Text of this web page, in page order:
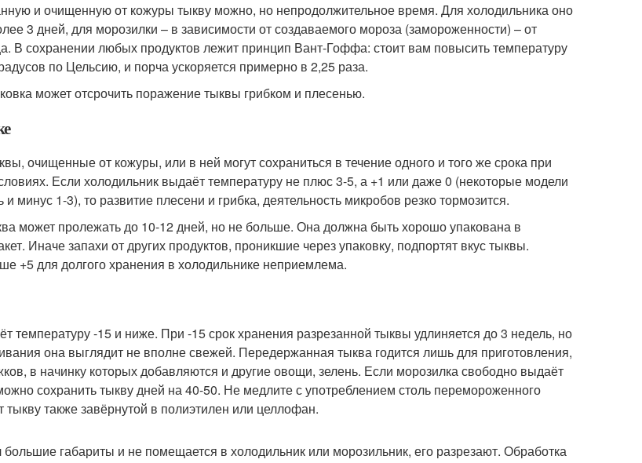
и очищенную от кожуры тыкву можно, но непродолжительное время. Для холодильника оно
3 дней, для морозилки – в зависимости от создаваемого мороза (замороженности) – от
В сохранении любых продуктов лежит принцип Вант-Гоффа: стоит вам повысить температуру
по Цельсию, и порча ускоряется примерно в 2,25 раза.
может отсрочить поражение тыквы грибком и плесенью.
очищенные от кожуры, или в ней могут сохраниться в течение одного и того же срока при
Если холодильник выдаёт температуру не плюс 3-5, а +1 или даже 0 (некоторые модели
и минус 1-3), то развитие плесени и грибка, деятельность микробов резко тормозится.
может пролежать до 10-12 дней, но не больше. Она должна быть хорошо упакована в
Иначе запахи от других продуктов, проникшие через упаковку, подпортят вкус тыквы.
+5 для долгого хранения в холодильнике неприемлема.
температуру -15 и ниже. При -15 срок хранения разрезанной тыквы удлиняется до 3 недель, но
она выглядит не вполне свежей. Передержанная тыква годится лишь для приготовления,
в начинку которых добавляются и другие овощи, зелень. Если морозилка свободно выдаёт
сохранить тыкву дней на 40-50. Не медлите с употреблением столь перемороженного
тыкву также завёрнутой в полиэтилен или целлофан.
габариты и не помещается в холодильник или морозильник, его разрезают. Обработка